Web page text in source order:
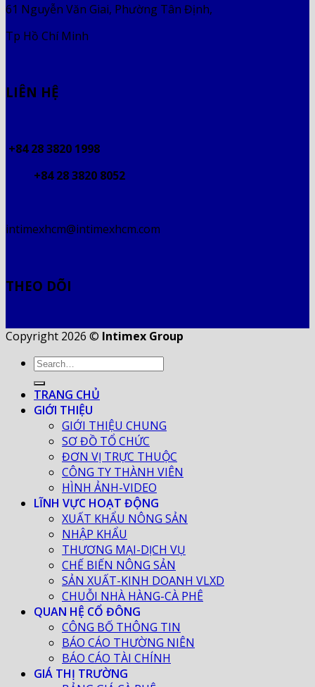
61 Nguyễn Văn Giai, Phường Tân Định,
Tp Hồ Chí Minh
LIÊN HỆ
+84 28 3820 1998
+84 28 3820 8052
intimexhcm@intimexhcm.com
THEO DÕI
Copyright 2026 © Intimex Group
TRANG CHỦ
GIỚI THIỆU
GIỚI THIỆU CHUNG
SƠ ĐỒ TỔ CHỨC
ĐƠN VỊ TRỰC THUỘC
CÔNG TY THÀNH VIÊN
HÌNH ẢNH-VIDEO
LĨNH VỰC HOẠT ĐỘNG
XUẤT KHẨU NÔNG SẢN
NHẬP KHẨU
THƯƠNG MẠI-DỊCH VỤ
CHẾ BIẾN NÔNG SẢN
SẢN XUẤT-KINH DOANH VLXD
CHUỖI NHÀ HÀNG-CÀ PHÊ
QUAN HỆ CỔ ĐÔNG
CÔNG BỐ THÔNG TIN
BÁO CÁO THƯỜNG NIÊN
BÁO CÁO TÀI CHÍNH
GIÁ THỊ TRƯỜNG